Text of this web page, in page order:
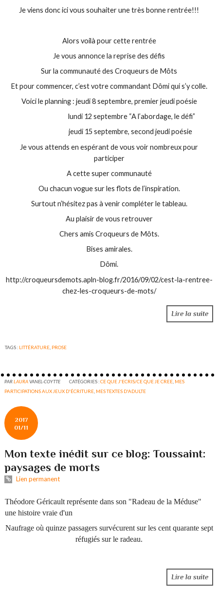
Je viens donc ici vous souhaiter une très bonne rentrée!!!
Alors voilà pour cette rentrée
Je vous annonce la reprise des défis
Sur la communauté des Croqueurs de Môts
Et pour commencer, c’est votre commandant Dômi qui s’y colle.
Voici le planning : jeudi 8 septembre, premier jeudi poésie
lundi 12 septembre “A l’abordage, le défi”
jeudi 15 septembre, second jeudi poésie
Je vous attends en espérant de vous voir nombreux pour
participer
A cette super communauté
Ou chacun vogue sur les flots de l’inspiration.
Surtout n’hésitez pas à venir compléter le tableau.
Au plaisir de vous retrouver
Chers amis Croqueurs de Môts.
Bises amirales.
Dômi.
http://croqueursdemots.apln-blog.fr/2016/09/02/cest-la-rentree-
chez-les-croqueurs-de-mots/
Lire la suite
TAGS : LITTÉRATURE PROSE
PARLAURAVANEL-COYTTE CATÉGORIES :CE QUE J'ECRIS/CE QUE JE CREE MES
PARTICIPATIONS AUX JEUX D'ÉCRITURE MES TEXTES D'ADULTE
2017
01/11
Mon texte inédit sur ce blog: Toussaint:
paysages de morts
Lien permanent
Théodore Géricault représente dans son "Radeau de la Méduse"
une histoire vraie d'un
Naufrage où quinze passagers survécurent sur les cent quarante sept
réfugiés sur le radeau.
Lire la suite